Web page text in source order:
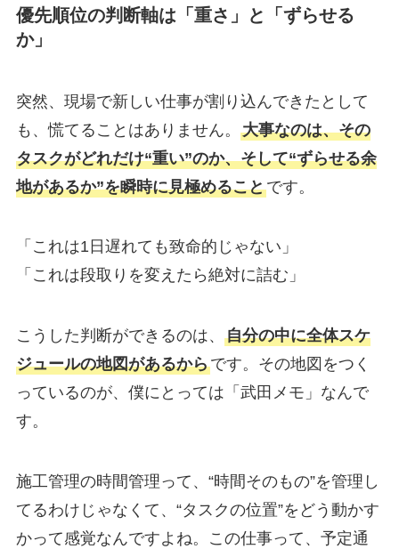
優先順位の判断軸は「重さ」と「ずらせる
か」
突然、現場で新しい仕事が割り込んできたとして
も、慌てることはありません。 大事なのは、その
タスクがどれだけ“重い”のか、そして“ずらせる余
地があるか”を瞬時に見極めることです。
「これは1日遅れても致命的じゃない」
「これは段取りを変えたら絶対に詰む」
こうした判断ができるのは、 自分の中に全体スケ
ジュールの地図があるからです。その地図をつく
っているのが、僕にとっては「武田メモ」なんで
す。
施工管理の時間管理って、“時間そのもの”を管理し
てるわけじゃなくて、“タスクの位置”をどう動かす
かって感覚なんですよね。この仕事って、予定通